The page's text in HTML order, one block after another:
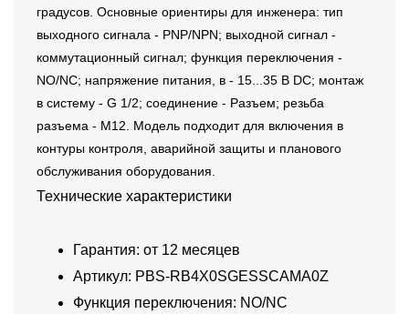
градусов. Основные ориентиры для инженера: тип
выходного сигнала - PNP/NPN; выходной сигнал -
коммутационный сигнал; функция переключения -
NO/NC; напряжение питания, в - 15...35 В DC; монтаж
в систему - G 1/2; соединение - Разъем; резьба
разъема - M12. Модель подходит для включения в
контуры контроля, аварийной защиты и планового
обслуживания оборудования.
Технические характеристики
Гарантия: от 12 месяцев
Артикул: PBS-RB4X0SGESSCAMA0Z
Функция переключения: NO/NC